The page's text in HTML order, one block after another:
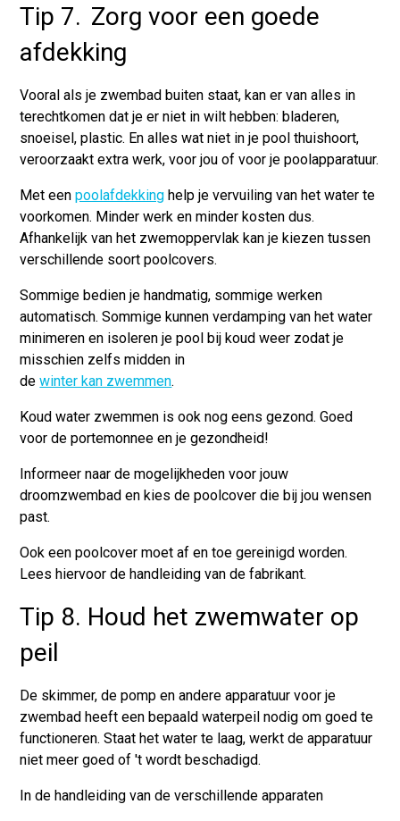
Tip 7. Zorg voor een goede
afdekking
Vooral als je zwembad buiten staat, kan er van alles in
terechtkomen dat je er niet in wilt hebben: bladeren,
snoeisel, plastic. En alles wat niet in je pool thuishoort,
veroorzaakt extra werk, voor jou of voor je poolapparatuur.
Met eenpoolafdekking help je vervuiling van het water te
voorkomen. Minder werk en minder kosten dus.
Afhankelijk van het zwemoppervlak kan je kiezen tussen
verschillende soort poolcovers.
Sommige bedien je handmatig, sommige werken
automatisch. Sommige kunnen verdamping van het water
minimeren en isoleren je pool bij koud weer zodat je
misschien zelfs midden in
dewinter kan zwemmen.
Koud water zwemmen is ook nog eens gezond. Goed
voor de portemonnee en je gezondheid!
Informeer naar de mogelijkheden voor jouw
droomzwembad en kies de poolcover die bij jou wensen
past.
Ook een poolcover moet af en toe gereinigd worden.
Lees hiervoor de handleiding van de fabrikant.
Tip 8. Houd het zwemwater op
peil
De skimmer, de pomp en andere apparatuur voor je
zwembad heeft een bepaald waterpeil nodig om goed te
functioneren. Staat het water te laag, werkt de apparatuur
niet meer goed of 't wordt beschadigd.
In de handleiding van de verschillende apparaten